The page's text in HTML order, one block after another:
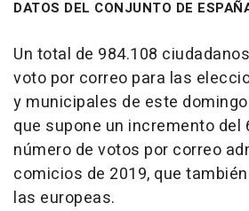
DATOS DEL CONJUNTO DE
Un total de 984.108
voto por correo para las
y municipales de este
que supone un incremento del
número de votos por correo
comicios de 2019, que
las europeas.